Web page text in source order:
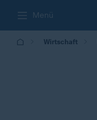
Menü
Wirtschaft